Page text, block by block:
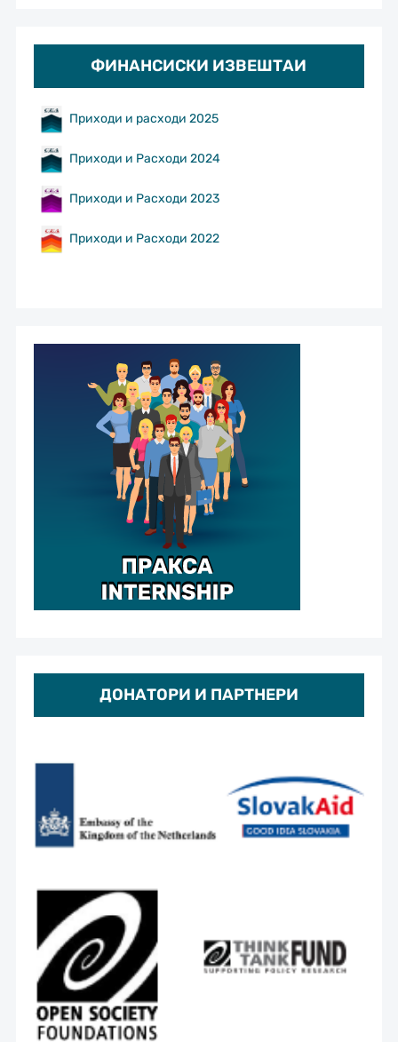
ФИНАНСИСКИ ИЗВЕШТАИ
Приходи и расходи 2025
Приходи и Расходи 2024
Приходи и Расходи 2023
Приходи и Расходи 2022
ДОНАТОРИ И ПАРТНЕРИ